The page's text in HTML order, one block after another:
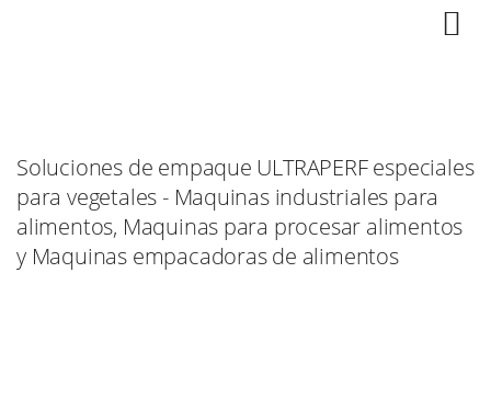
Soluciones de empaque ULTRAPERF especiales
para vegetales - Maquinas industriales para
alimentos, Maquinas para procesar alimentos
y Maquinas empacadoras de alimentos